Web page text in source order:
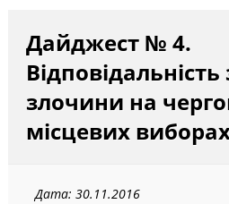
Дайджест № 4.
злочини на
місцевих
Дата: 30.11.2016